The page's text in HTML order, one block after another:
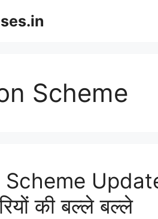
Scheme
की बल्ले बल्ले